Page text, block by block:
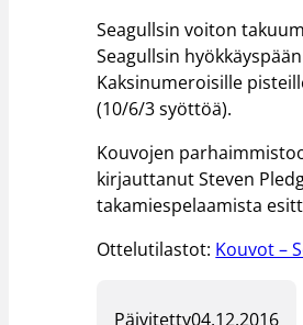
Seagullsin voiton
Seagullsin
Kaksinumeroisille
(10/6/3 syöttöä).
Kouvojen
kirjauttanut Steven
takamiespelaamista
Ottelutilastot: Kouvot –
Päivitetty04.12.2016